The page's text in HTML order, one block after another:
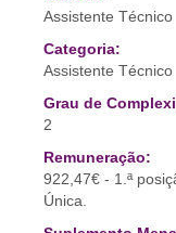
Assistente Técnico
Categoria:
Assistente Técnico
Grau de
2
Remuneração:
922,47€ - 1.ª
Única.